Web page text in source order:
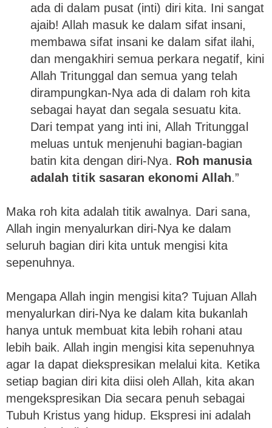
ada di dalam pusat (inti) diri kita. Ini sangat
ajaib! Allah masuk ke dalam sifat insani,
membawa sifat insani ke dalam sifat ilahi,
dan mengakhiri semua perkara negatif, kini
Allah Tritunggal dan semua yang telah
dirampungkan-Nya ada di dalam roh kita
sebagai hayat dan segala sesuatu kita.
Dari tempat yang inti ini, Allah Tritunggal
meluas untuk menjenuhi bagian-bagian
batin kita dengan diri-Nya. Roh manusia
adalah titik sasaran ekonomi Allah.”
Maka roh kita adalah titik awalnya. Dari sana,
Allah ingin menyalurkan diri-Nya ke dalam
seluruh bagian diri kita untuk mengisi kita
sepenuhnya.
Mengapa Allah ingin mengisi kita? Tujuan Allah
menyalurkan diri-Nya ke dalam kita bukanlah
hanya untuk membuat kita lebih rohani atau
lebih baik. Allah ingin mengisi kita sepenuhnya
agar Ia dapat diekspresikan melalui kita. Ketika
setiap bagian diri kita diisi oleh Allah, kita akan
mengekspresikan Dia secara penuh sebagai
Tubuh Kristus yang hidup. Ekspresi ini adalah